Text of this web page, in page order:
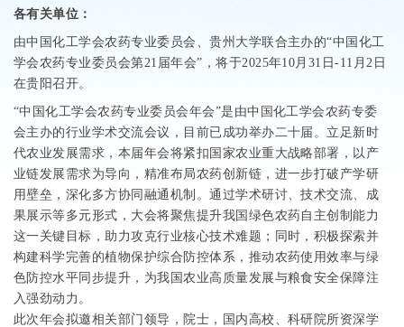
各有关单位：
由中国化工学会农药专业委员会、贵州大学联合主办的“中国化工
学会农药专业委员会第21 届年会” ，将于2025年10月 31 日-11 月2 日
在贵阳召开。
“中国化工学会农药专业委员会年会”是由中国化工学会农药专委
会主办的行业学术交流会议，目前已成功举办二十届。立足新时
代农业发展需求，本届年会将紧扣国家农业重大战略部署，以产
业链发展需求为导向，精准布局农药创新链，进一步打破产学研
用壁垒，深化多方协同融通机制。通过学术研讨、技术交流、成
果展示等多元形式，大会将聚焦提升我国绿色农药自主创制能力
这一关键目标，助力攻克行业核心技术难题；同时，积极探索并
构建科学完善的植物保护综合防控体系，推动农药使用效率与绿
色防控水平同步提升，为我国农业高质量发展与粮食安全保障注
入强劲动力。
此次年会拟邀相关部门领导，院士，国内高校、科研院所资深学